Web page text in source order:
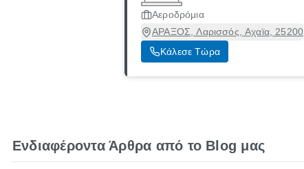
Αεροδρόμια
ΑΡΑΞΟΣ, Λαρισσός, Αχαϊα, 25200
Κάλεσε Τώρα
Ενδιαφέροντα Άρθρα από το Blog μας